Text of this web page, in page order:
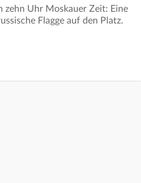
zehn Uhr Moskauer Zeit: Eine
Flagge auf den Platz.